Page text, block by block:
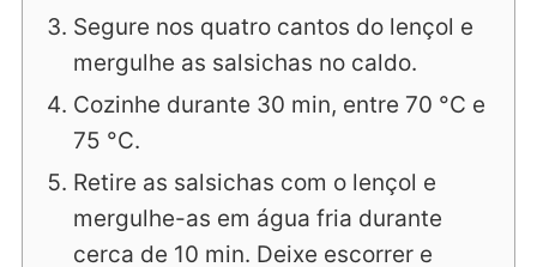
Segure nos quatro cantos do lençol e
mergulhe as salsichas no caldo.
Cozinhe durante 30 min, entre 70 °C e
75 °C.
Retire as salsichas com o lençol e
mergulhe-as em água fria durante
cerca de 10 min. Deixe escorrer e